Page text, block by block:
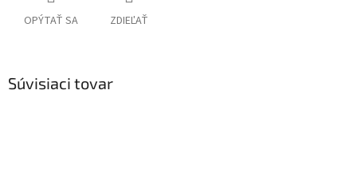
OPÝTAŤ SA ZDIEĽAŤ
Súvisiaci tovar